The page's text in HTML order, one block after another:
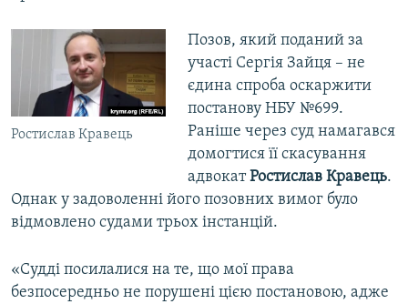
Ростислав Кравець
Позов, який поданий за
участі Сергія Зайця – не
єдина спроба оскаржити
постанову НБУ №699.
Раніше через суд намагався
домогтися її скасування
адвокатРостислав Кравець.
Однак у задоволенні його позовних вимог було
відмовлено судами трьох інстанцій.
«Судді посилалися на те, що мої права
безпосередньо не порушені цією постановою, адже